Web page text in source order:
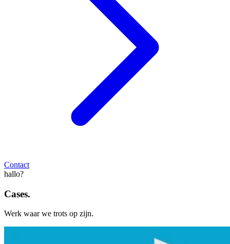
Contact
hallo?
Cases.
Werk waar we trots op zijn.